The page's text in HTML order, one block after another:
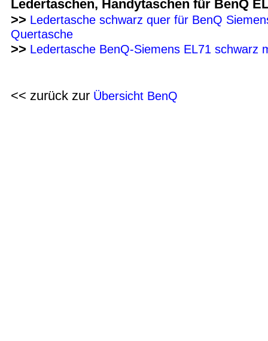
Ledertaschen, Handytaschen für BenQ
>> Ledertasche schwarz quer für BenQ
Quertasche
>> Ledertasche BenQ-Siemens EL71 schwarz
<< zurück zur Übersicht BenQ